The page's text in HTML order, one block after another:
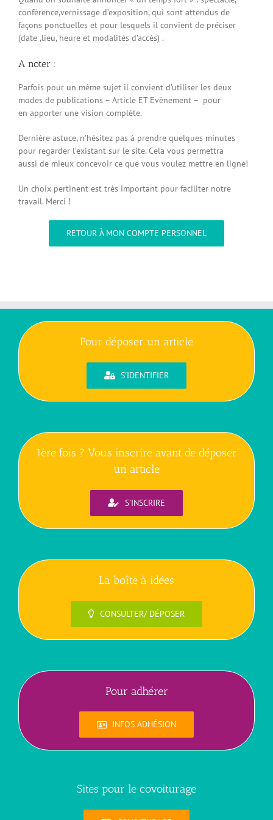
conférence,vernissage d’exposition, qui sont attendus de
façons ponctuelles et pour lesquels il convient de préciser
(date ,lieu, heure et modalités d’accès) .
A noter :
Parfois pour un même sujet il convient d’utiliser les deux
modes de publications – Article ET Evènement – pour
en apporter une vision complète.
Dernière astuce, n’hésitez pas à prendre quelques minutes
pour regarder l’existant sur le site. Cela vous permettra
aussi de mieux concevoir ce que vous voulez mettre en ligne!
Un choix pertinent est très important pour faciliter notre
travail. Merci !
RETOUR À MON COMPTE PERSONNEL
Pour déposer un article
S'IDENTIFIER
1ère fois ? Vous inscrire avant de déposer
un article
S'INSCRIRE
La boîte à idées
CONSULTER/ DÉPOSER
Pour adhérer
INFOS ADHÉSION
Sites pour le covoiturage